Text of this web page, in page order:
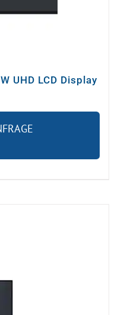
UHD LCD Display